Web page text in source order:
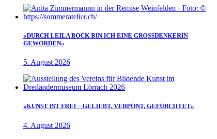
«DURCH LEILA BOCK BIN ICH EINE GROSSDENKERIN
GEWORDEN»
5. August 2026
«KUNST IST FREI – GELIEBT, VERPÖNT, GEFÜRCHTET»
4. August 2026